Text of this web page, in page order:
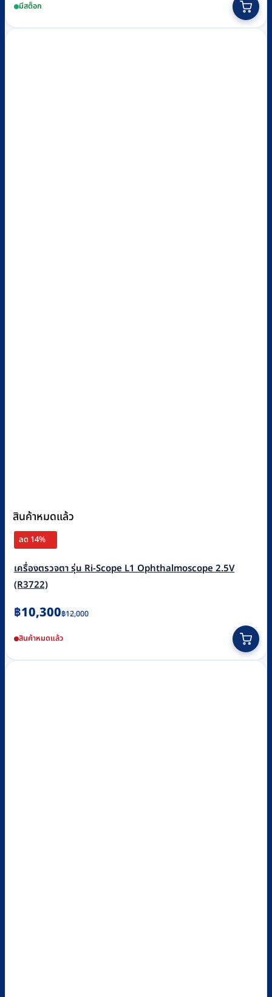
was:
฿9,630.
is:
฿8,800.
มีสต็อก
สินค้าหมดแล้ว
ลด 14%
เครื่องตรวจตา รุ่น Ri-Scope L1 Ophthalmoscope 2.5V
(R3722)
฿12,000
Original
was:
฿12,000.
฿10,300
Current
is:
฿10,300.
สินค้าหมดแล้ว